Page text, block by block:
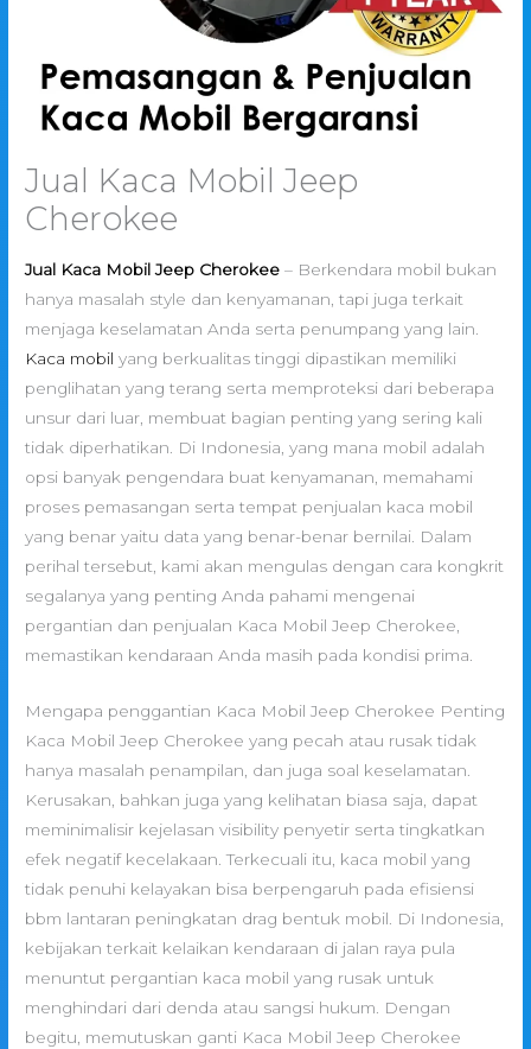
Jual Kaca Mobil Jeep
Cherokee
Jual Kaca Mobil Jeep Cherokee – Berkendara mobil bukan
hanya masalah style dan kenyamanan, tapi juga terkait
menjaga keselamatan Anda serta penumpang yang lain.
Kaca mobil yang berkualitas tinggi dipastikan memiliki
penglihatan yang terang serta memproteksi dari beberapa
unsur dari luar, membuat bagian penting yang sering kali
tidak diperhatikan. Di Indonesia, yang mana mobil adalah
opsi banyak pengendara buat kenyamanan, memahami
proses pemasangan serta tempat penjualan kaca mobil
yang benar yaitu data yang benar-benar bernilai. Dalam
perihal tersebut, kami akan mengulas dengan cara kongkrit
segalanya yang penting Anda pahami mengenai
pergantian dan penjualan Kaca Mobil Jeep Cherokee,
memastikan kendaraan Anda masih pada kondisi prima.
Mengapa penggantian Kaca Mobil Jeep Cherokee Penting
Kaca Mobil Jeep Cherokee yang pecah atau rusak tidak
hanya masalah penampilan, dan juga soal keselamatan.
Kerusakan, bahkan juga yang kelihatan biasa saja, dapat
meminimalisir kejelasan visibility penyetir serta tingkatkan
efek negatif kecelakaan. Terkecuali itu, kaca mobil yang
tidak penuhi kelayakan bisa berpengaruh pada efisiensi
bbm lantaran peningkatan drag bentuk mobil. Di Indonesia,
kebijakan terkait kelaikan kendaraan di jalan raya pula
menuntut pergantian kaca mobil yang rusak untuk
menghindari dari denda atau sangsi hukum. Dengan
begitu, memutuskan ganti Kaca Mobil Jeep Cherokee